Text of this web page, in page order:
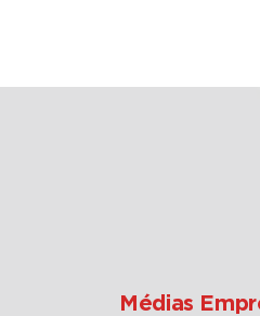
Médias